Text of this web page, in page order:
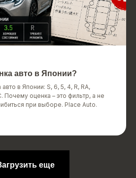
авто в Японии?
в Японии: S, 6, 5, 4, R, RA,
Почему оценка – это фильтр, а не
при выборе. Place Auto.
еще